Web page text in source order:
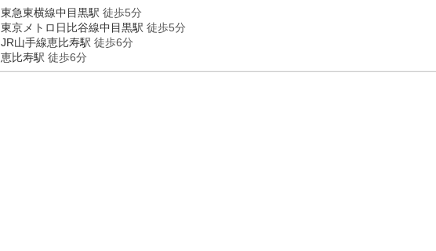
東急東横線中目黒駅 徒歩5分
東京メトロ日比谷線中目黒駅 徒歩5分
JR山手線恵比寿駅 徒歩6分
恵比寿駅 徒歩6分